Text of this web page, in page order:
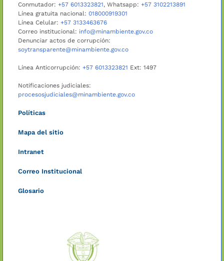
Conmutador: +57 6013323821, Whatsapp: +57 3102213891
Línea gratuita nacional: 018000919301
Línea Celular: +57 3133463676
Correo institucional: info@minambiente.gov.co
Denunciar actos de corrupción:
soytransparente@minambiente.gov.co
Línea Anticorrupción: +57 6013323821 Ext: 1497
Notificaciones judiciales:
procesosjudiciales@minambiente.gov.co
Políticas
Mapa del sitio
Intranet
Correo Institucional
Glosario